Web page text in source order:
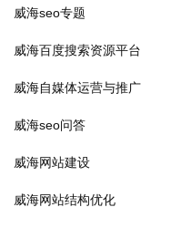
威海seo专题
威海百度搜索资源平台
威海自媒体运营与推广
威海seo问答
威海网站建设
威海网站结构优化